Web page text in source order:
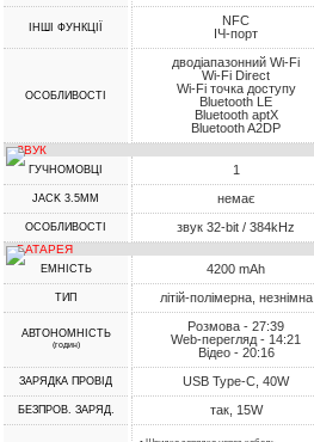
ІНШІ ФУНКЦІЇ
NFC
ІЧ-порт
ОСОБЛИВОСТІ
дводіапазонний Wi-Fi
Wi-Fi Direct
Wi-Fi точка доступу
Bluetooth LE
Bluetooth aptX
Bluetooth A2DP
ЗВУК
ГУЧНОМОВЦІ 1
JACK 3.5MM немає
ОСОБЛИВОСТІ звук 32-bit / 384kHz
БАТАРЕЯ
ЕМНІСТЬ 4200 mAh
ТИП літій-полімерна, незнімна
АВТОНОМНІСТЬ
(годин)
Розмова - 27:39
Web-перегляд - 14:21
Відео - 20:16
ЗАРЯДКА ПРОВІД USB Type-C, 40W
БЕЗПРОВ. ЗАРЯД. так, 15W